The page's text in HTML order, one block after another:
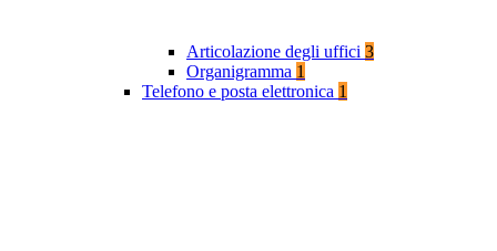
Articolazione degli uffici 3
Organigramma 1
Telefono e posta elettronica 1